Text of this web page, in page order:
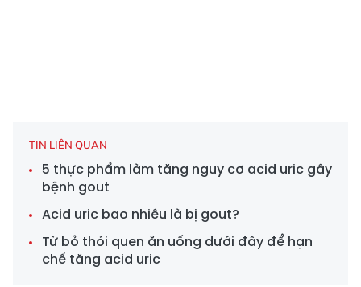
TIN LIÊN QUAN
5 thực phẩm làm tăng nguy cơ acid uric gây
bệnh gout
Acid uric bao nhiêu là bị gout?
Từ bỏ thói quen ăn uống dưới đây để hạn
chế tăng acid uric